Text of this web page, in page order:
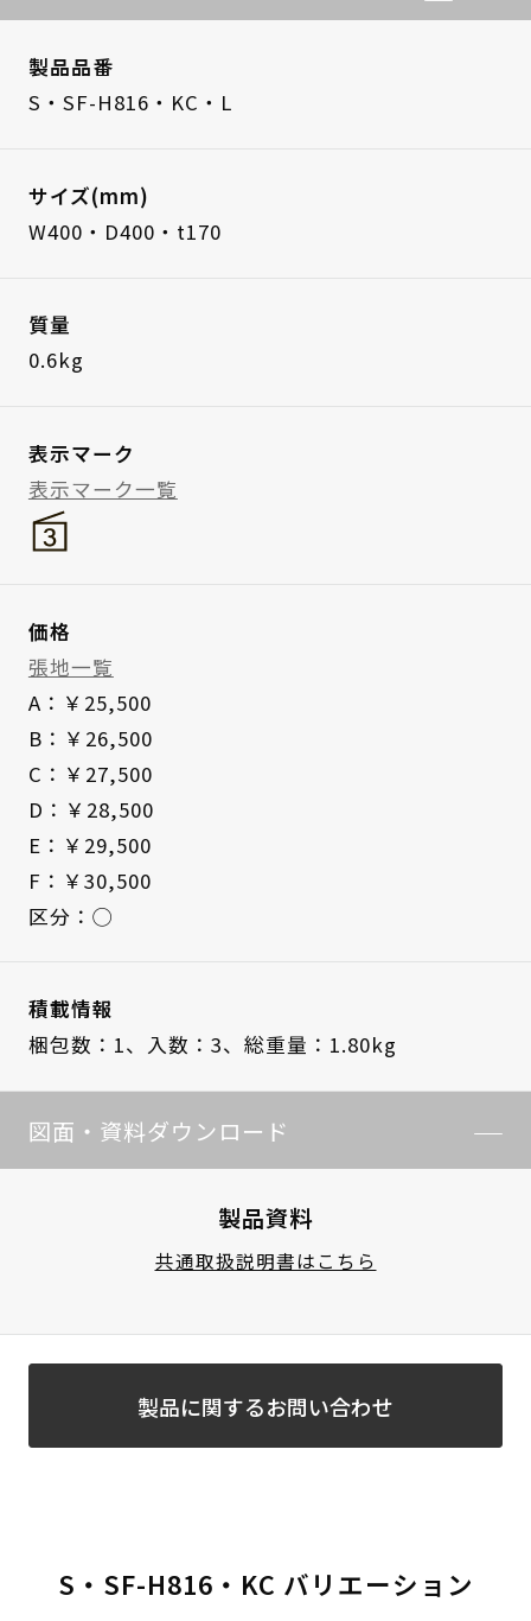
製品品番
S・SF-H816・KC・L
サイズ(mm)
W400・D400・t170
質量
0.6kg
表示マーク
表示マーク一覧
価格
張地一覧
A：￥25,500
B：￥26,500
C：￥27,500
D：￥28,500
E：￥29,500
F：￥30,500
区分：◯
積載情報
梱包数：1、 入数：3、 総重量：1.80kg
図面・資料ダウンロード
製品資料
共通取扱説明書はこちら
製品に関するお問い合わせ
S・SF-H816・KC バリエーション